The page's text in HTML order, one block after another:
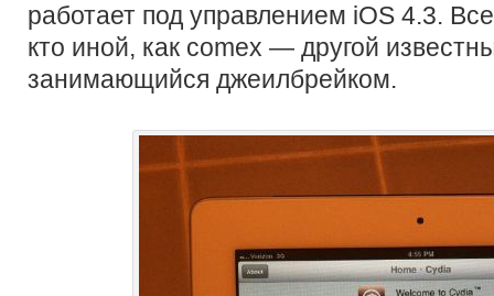
работает под управлением iOS 4.3.
кто иной, как comex — другой
занимающийся джеилбрейком.